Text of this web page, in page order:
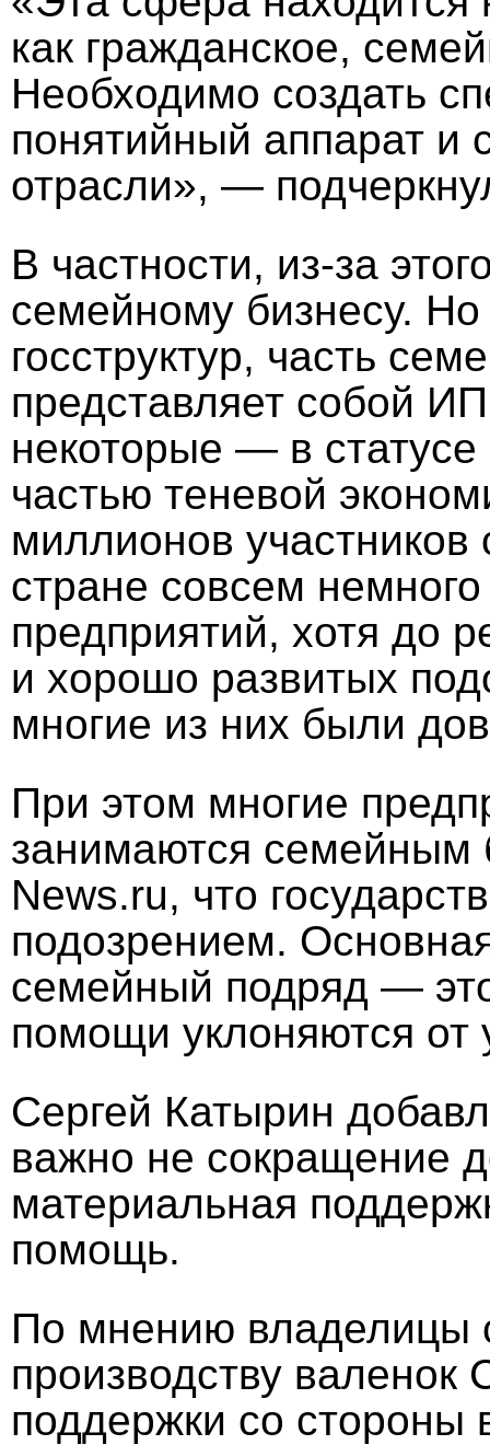
как гражданское,
Необходимо создать
понятийный аппарат и
отрасли», —
В частности, из-за
семейному бизнесу.
госструктур, часть
представляет собой
некоторые — в
частью теневой
миллионов
стране совсем
предприятий, хотя до
и хорошо развитых
многие из них были
При этом многие
занимаются семейным
News.ru, что
подозрением.
семейный подряд —
помощи уклоняются от
Сергей Катырин
важно не сокращение
материальная
помощь.
По мнению владелицы
производству
поддержки со стороны